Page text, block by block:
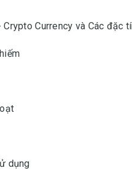
Crypto Currency và Các đặc
dụng